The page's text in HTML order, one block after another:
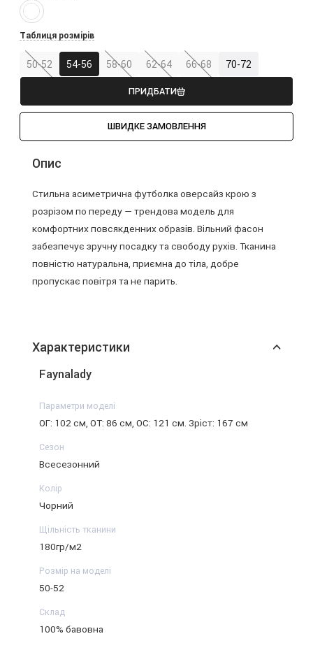
ПРИДБАТИ
ШВИДКЕ ЗАМОВЛЕННЯ
Таблиця розмірів
50-52 54-56 58-60 62-64 66-68 70-72
Опис
Стильна асиметрична футболка оверсайз крою з
розрізом по переду — трендова модель для
комфортних повсякденних образів. Вільний фасон
забезпечує зручну посадку та свободу рухів. Тканина
повністю натуральна, приємна до тіла, добре
пропускає повітря та не парить.
Характеристики
Faynalady
Параметри моделі
ОГ: 102 см, ОТ: 86 см, ОС: 121 см. Зріст: 167 см
Сезон
Всесезонний
Колір
Чорний
Щільність тканини
180гр/м2
Розмір на моделі
50-52
Склад
100% бавовна